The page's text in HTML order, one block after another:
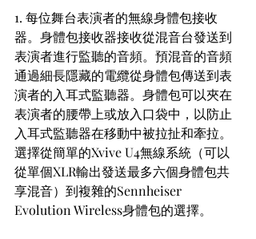
1. 每位舞台表演者的無線身體包接收
器。身體包接收器接收從混音台發送到
表演者進行監聽的音頻。預混音的音頻
通過細長隱藏的電纜從身體包傳送到表
演者的入耳式監聽器。身體包可以夾在
表演者的腰帶上或放入口袋中，以防止
入耳式監聽器在移動中被拉扯和牽拉。
選擇從簡單的Xvive U4無線系統（可以
從單個XLR輸出發送最多六個身體包共
享混音）到複雜的Sennheiser
Evolution Wireless身體包的選擇。